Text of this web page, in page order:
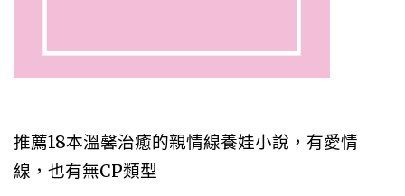
推薦18本溫馨治癒的親情線養娃小說，有愛情
線，也有無CP類型